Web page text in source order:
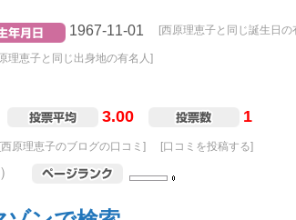
1967-11-01 [西原理恵子と同じ誕生日の
理恵子と同じ出身地の有名人]
3.00 1
[西原理恵子のブログの口コミ] [口コミを投稿する]